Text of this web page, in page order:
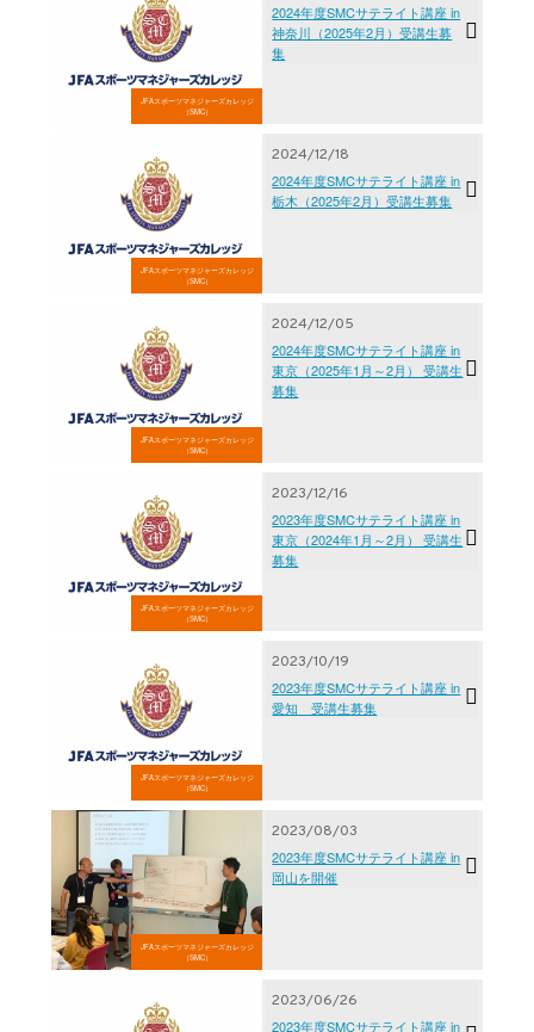
JFAスポーツマネジャーズカレッジ
（SMC）
2024年度SMCサテライト講座 in
神奈川（2025年2月）受講生募
集
JFAスポーツマネジャーズカレッジ
（SMC）
2024/12/18
2024年度SMCサテライト講座 in
栃木（2025年2月）受講生募集
JFAスポーツマネジャーズカレッジ
（SMC）
2024/12/05
2024年度SMCサテライト講座 in
東京（2025年1月～2月） 受講生
募集
JFAスポーツマネジャーズカレッジ
（SMC）
2023/12/16
2023年度SMCサテライト講座 in
東京（2024年1月～2月） 受講生
募集
JFAスポーツマネジャーズカレッジ
（SMC）
2023/10/19
2023年度SMCサテライト講座 in
愛知 受講生募集
JFAスポーツマネジャーズカレッジ
（SMC）
2023/08/03
2023年度SMCサテライト講座 in
岡山を開催
2023/06/26
2023年度SMCサテライト講座 in